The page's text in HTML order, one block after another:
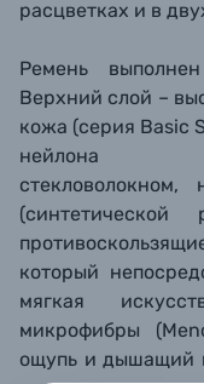
расцветках и в
Ремень
Верхний слой –
кожа (серия Basic
нейлона
который
мягкая
микрофибры
ощупь и дышащий